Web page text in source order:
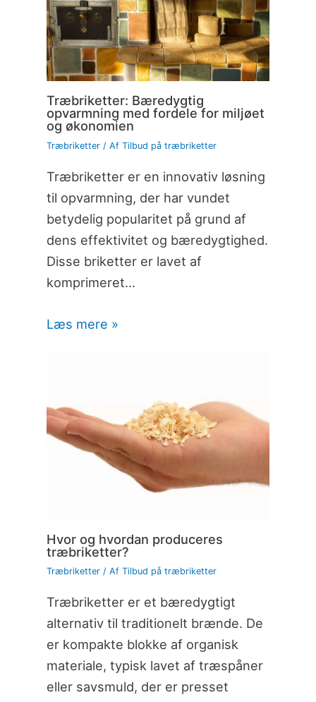
Træbriketter: Bæredygtig
opvarmning med fordele for miljøet
og økonomien
Træbriketter/ Af Tilbud på træbriketter
Træbriketter er en innovativ løsning
til opvarmning, der har vundet
betydelig popularitet på grund af
dens effektivitet og bæredygtighed.
Disse briketter er lavet af
komprimeret…
Læs mere »
Hvor og hvordan produceres
træbriketter?
Træbriketter/ Af Tilbud på træbriketter
Træbriketter er et bæredygtigt
alternativ til traditionelt brænde. De
er kompakte blokke af organisk
materiale, typisk lavet af træspåner
eller savsmuld, der er presset